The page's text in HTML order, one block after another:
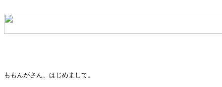
ももんがさん、はじめまして。